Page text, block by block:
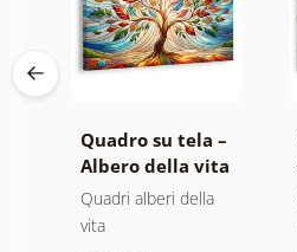
Quadro su tela –
Albero della vita
in vetrata
colorata
Quadri alberi della
vita